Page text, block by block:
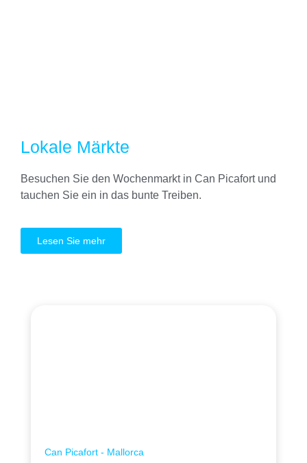
Lokale Märkte
Besuchen Sie den Wochenmarkt in Can Picafort und
tauchen Sie ein in das bunte Treiben.
Lesen Sie mehr
Can Picafort - Mallorca